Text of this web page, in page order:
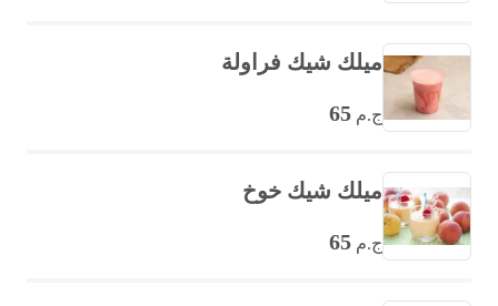
ميلك شيك فراولة
ج.م 65
ميلك شيك خوخ
ج.م 65